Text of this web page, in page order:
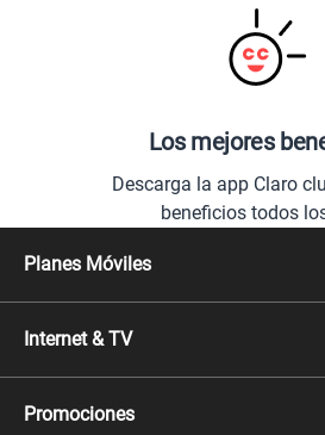
Los mejores
Descarga la app Claro
beneficios todos
Planes Móviles
Línea Nueva
Línea Adicional
Migración
Internet & TV
Internet + TV
Mejora tu plan
Promociones